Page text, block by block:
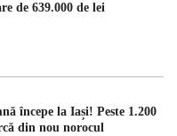
de 639.000 de lei
începe la Iași! Peste 1.200
din nou norocul